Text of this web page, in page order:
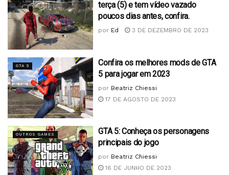
terça (5) e tem vídeo vazado
poucos dias antes, confira.
por Ed 3 DE DEZEMBRO DE 2023
GTA 5
Confira os melhores mods de GTA
5 para jogar em 2023
por Beatriz Chiessi
17 DE AGOSTO DE 2023
OUTROS GAMES
GTA 5: Conheça os personagens
principais do jogo
por Beatriz Chiessi
16 DE JUNHO DE 2023